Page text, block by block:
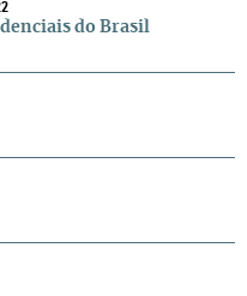
do Brasil